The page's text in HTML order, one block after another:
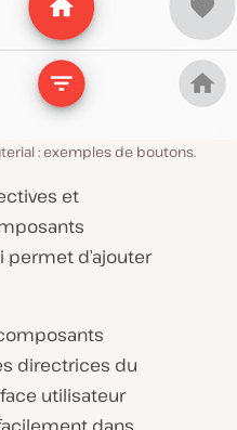
: exemples de boutons.
et
permet d’ajouter
directrices du
utilisateur